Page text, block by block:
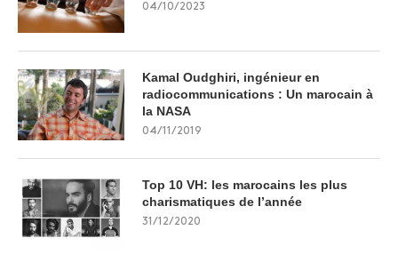
04/10/2023
Kamal Oudghiri, ingénieur en
radiocommunications : Un marocain à
la NASA
04/11/2019
Top 10 VH: les marocains les plus
charismatiques de l’année
31/12/2020